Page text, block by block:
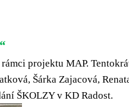
projektu MAP.
Šárka Zajacová,
ŠKOLZY v KD Radost.